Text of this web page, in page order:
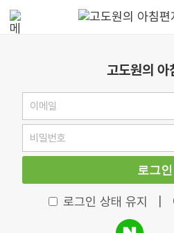
고도원의 아
로그인
로그인 상태 유지